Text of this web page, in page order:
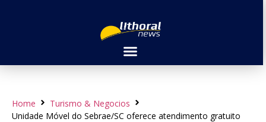
Home
Turismo & Negocios
Unidade Móvel do Sebrae/SC oferece atendimento gratuito